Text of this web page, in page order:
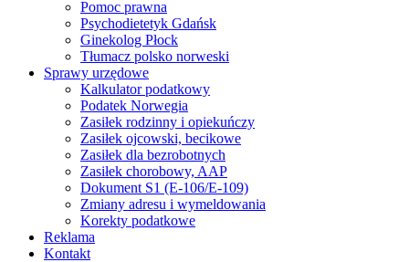
Pomoc prawna
Psychodietetyk Gdańsk
Ginekolog Płock
Tłumacz polsko norweski
Sprawy urzędowe
Kalkulator podatkowy
Podatek Norwegia
Zasiłek rodzinny i opiekuńczy
Zasiłek ojcowski, becikowe
Zasiłek dla bezrobotnych
Zasiłek chorobowy, AAP
Dokument S1 (E-106/E-109)
Zmiany adresu i wymeldowania
Korekty podatkowe
Reklama
Kontakt